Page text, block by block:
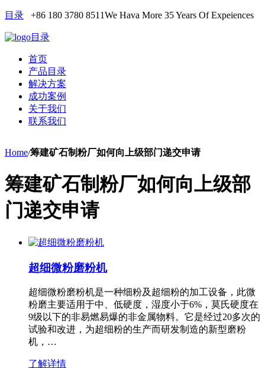
目录 +86 180 3780 8511We Hava More 35 Years Of Expeiences
目录
首页
产品目录
解决方案
成功案例
关于我们
联系我们
Home/筹建矿石制粉厂如何向上级部门递交申请
筹建矿石制粉厂如何向上级部
门递交申请
超细微粉磨粉机
超细微粉磨粉机是一种细粉及超细粉的加工设备，此微
粉磨主要适用于中、低硬度，湿度小于6%，莫氏硬度在
9级以下的非易燃易爆的非金属物料。它是经过20多次的
试验和改进，为超细粉的生产而研发制造的新型磨粉
机，…
了解详情